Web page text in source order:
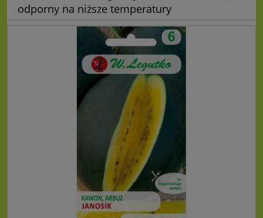
odporny na niższe temperatury